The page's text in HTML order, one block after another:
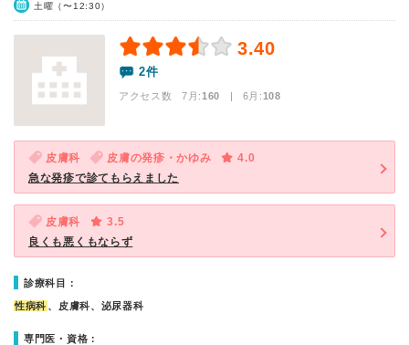
土曜（〜12:30）
3.40
2件
アクセス数 7月:160 | 6月:108
皮膚科 皮膚の発疹・かゆみ
4.0
急な発疹で診てもらえました
皮膚科
3.5
良くも悪くもならず
診療科目：
性病科 、皮膚科、泌尿器科
専門医・資格：